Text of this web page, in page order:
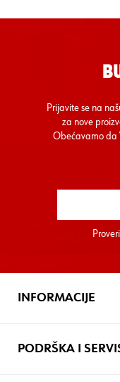
Prijavite se na
za nove
Obećavamo da
INFORMACIJE
PODRŠKA I